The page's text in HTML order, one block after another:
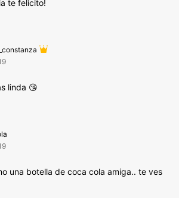
te felicito!
linda 😘
una botella de coca cola amiga.. te ves